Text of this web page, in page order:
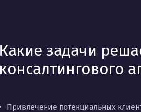
Какие задачи
консалтингового
Привлечение потенциальных